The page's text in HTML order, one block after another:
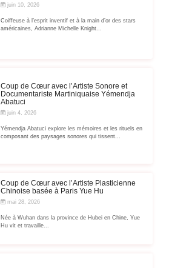
juin 10, 2026
Coiffeuse à l’esprit inventif et à la main d’or des stars
américaines, Adrianne Michelle Knight...
Coup de Cœur avec l’Artiste Sonore et
Documentariste Martiniquaise Yémendja
Abatuci
juin 4, 2026
Yémendja Abatuci explore les mémoires et les rituels en
composant des paysages sonores qui tissent...
Coup de Cœur avec l’Artiste Plasticienne
Chinoise basée à Paris Yue Hu
mai 28, 2026
Née à Wuhan dans la province de Hubei en Chine, Yue
Hu vit et travaille...